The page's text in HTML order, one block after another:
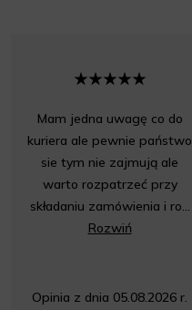
Mam jedna uwagę co do
kuriera ale pewnie państwo
sie tym nie zajmują ale
warto rozpatrzeć przy
składaniu zamówienia i ro...
Rozwiń
Opinia z dnia 05.08.2026 r.